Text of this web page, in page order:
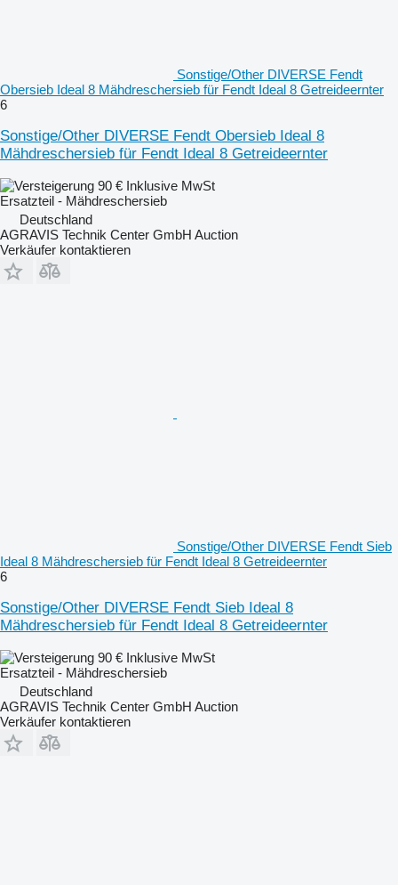
Sonstige/Other DIVERSE Fendt
Obersieb Ideal 8 Mähdreschersieb für Fendt Ideal 8 Getreideernter
6
Sonstige/Other DIVERSE Fendt Obersieb Ideal 8
Mähdreschersieb für Fendt Ideal 8 Getreideernter
90 € Inklusive MwSt
Ersatzteil - Mähdreschersieb
Deutschland
AGRAVIS Technik Center GmbH Auction
Verkäufer kontaktieren
Sonstige/Other DIVERSE Fendt Sieb
Ideal 8 Mähdreschersieb für Fendt Ideal 8 Getreideernter
6
Sonstige/Other DIVERSE Fendt Sieb Ideal 8
Mähdreschersieb für Fendt Ideal 8 Getreideernter
90 € Inklusive MwSt
Ersatzteil - Mähdreschersieb
Deutschland
AGRAVIS Technik Center GmbH Auction
Verkäufer kontaktieren